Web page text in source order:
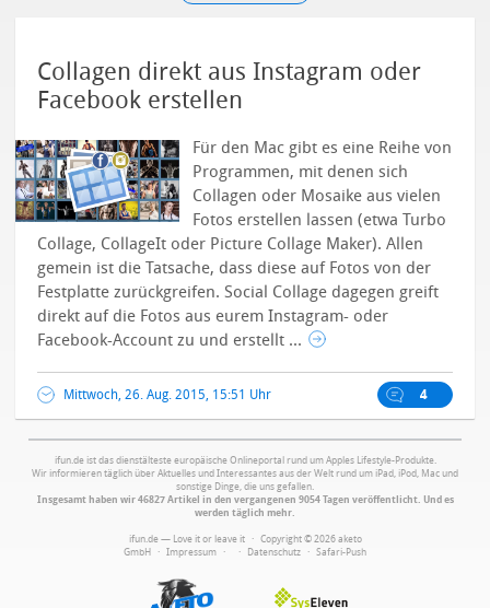
Collagen direkt aus Instagram oder
Facebook erstellen
Für den Mac gibt es eine Reihe von
Programmen, mit denen sich
Collagen oder Mosaike aus vielen
Fotos erstellen lassen (etwa Turbo
Collage, CollageIt oder Picture Collage Maker). Allen
gemein ist die Tatsache, dass diese auf Fotos von der
Festplatte zurückgreifen. Social Collage dagegen greift
direkt auf die Fotos aus eurem Instagram- oder
Facebook-Account zu und erstellt ...
Mittwoch, 26. Aug. 2015, 15:51 Uhr 4
ifun.de ist das dienstälteste europäische Onlineportal rund um Apples Lifestyle-Produkte.
Wir informieren täglich über Aktuelles und Interessantes aus der Welt rund um iPad, iPod, Mac und
sonstige Dinge, die uns gefallen.
Insgesamt haben wir 46827 Artikel in den vergangenen 9054 Tagen veröffentlicht. Und es
werden täglich mehr.
ifun.de — Love it or leave it · Copyright © 2026 aketo
GmbH · Impressum · · Datenschutz · Safari-Push